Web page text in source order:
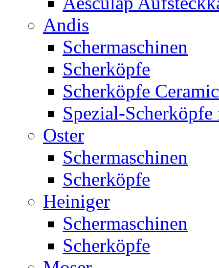
Andis
Schermaschinen
Scherköpfe
Scherköpfe Ceramic
Spezial-
Oster
Schermaschinen
Scherköpfe
Heiniger
Schermaschinen
Scherköpfe